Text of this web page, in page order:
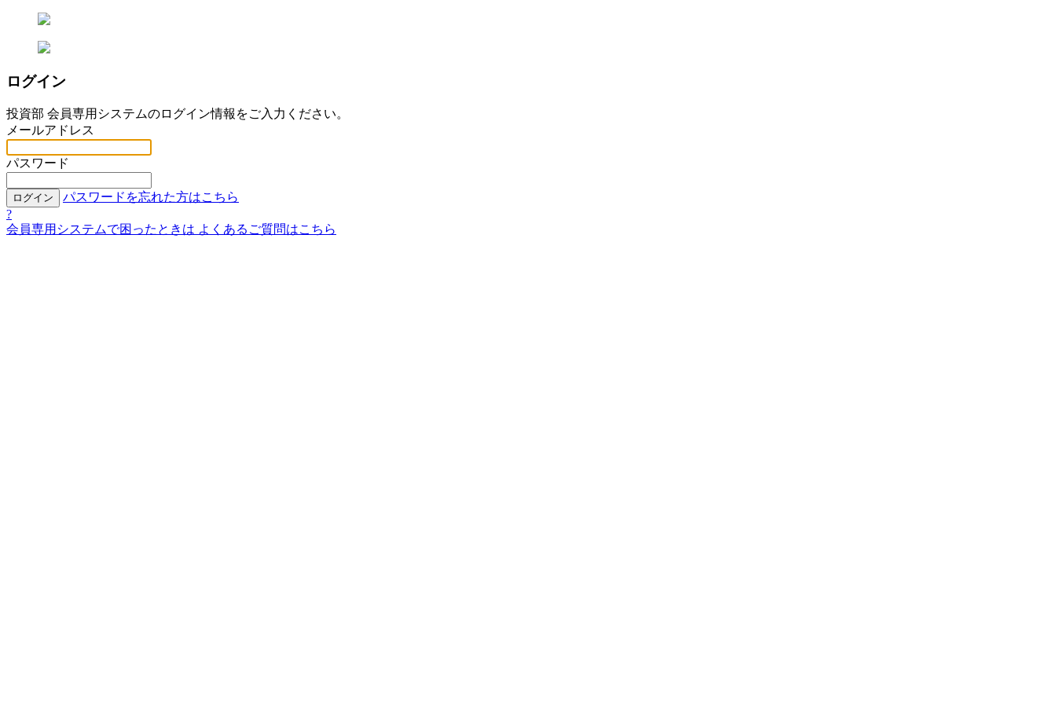
ログイン
投資部 会員専用システムのログイン情報をご入力ください。
メールアドレス
パスワード
ログイン
パスワードを忘れた方はこちら
?
会員専用システムで困ったときは よくあるご質問はこちら